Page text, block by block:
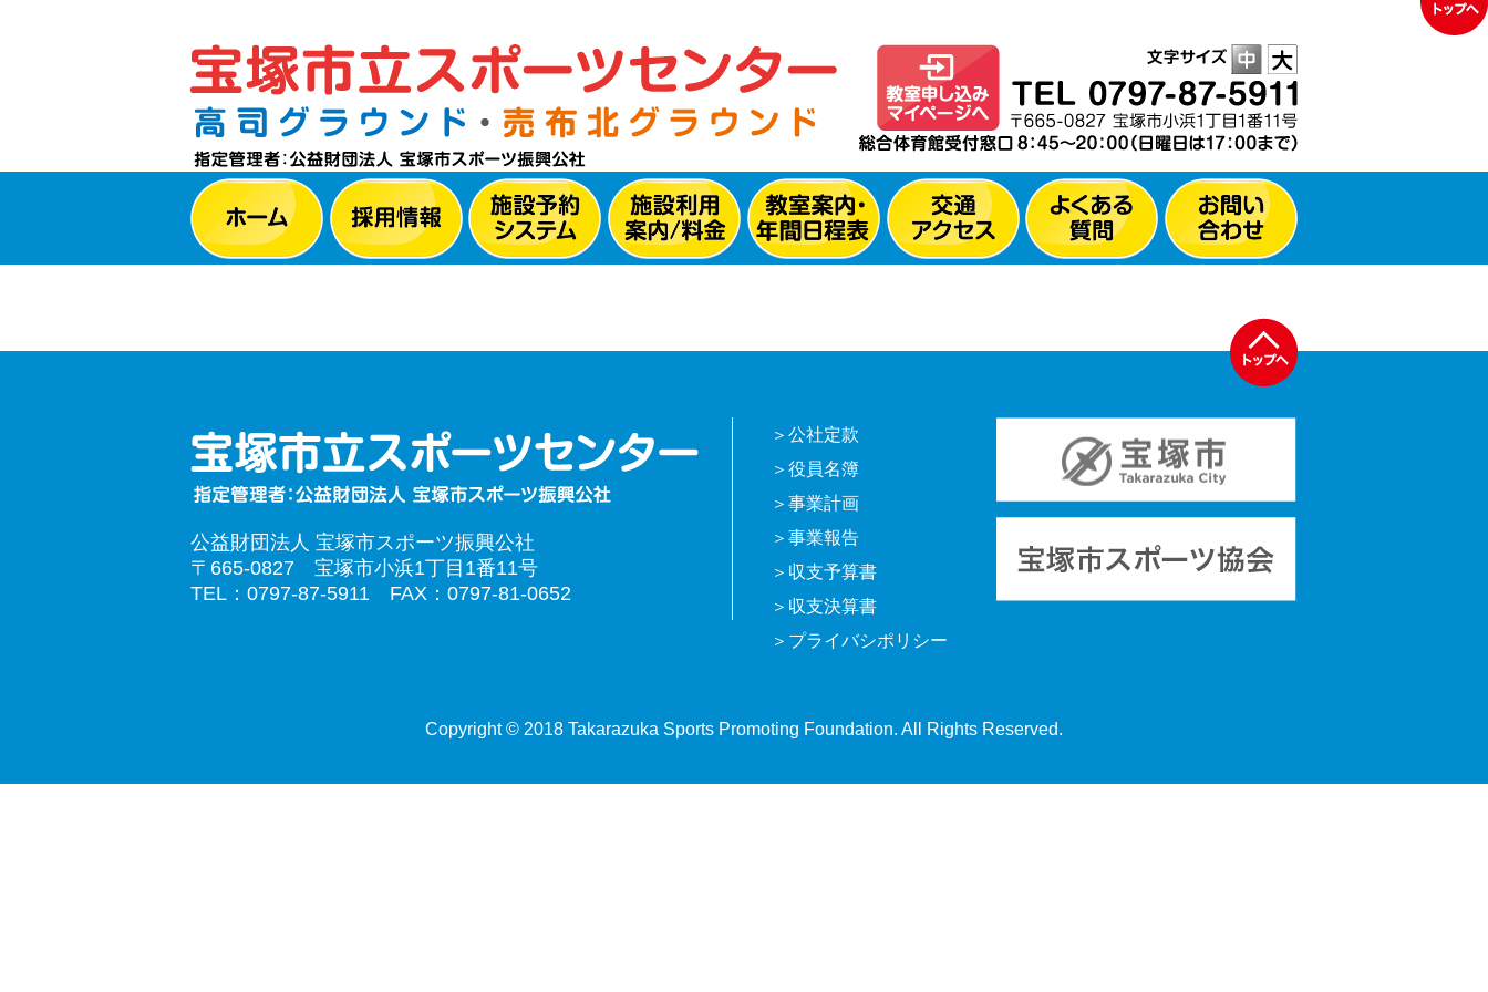
公益財団法人 宝塚市スポーツ振興公社
〒665-0827 宝塚市小浜1丁目1番11号
TEL：0797-87-5911 FAX：0797-81-0652
公社定款
役員名簿
事業計画
事業報告
収支予算書
収支決算書
プライバシポリシー
Copyright © 2018 Takarazuka Sports Promoting Foundation. All Rights Reserved.